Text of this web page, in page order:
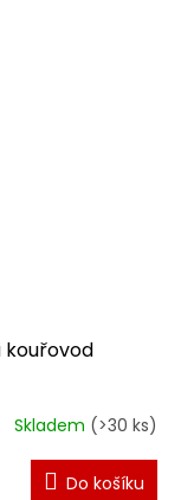
kouřovod
Skladem (>30 ks)
Do košíku